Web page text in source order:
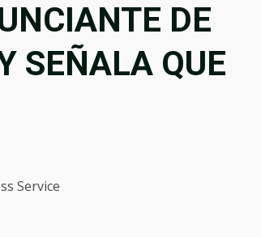
DE
SEÑALA QUE
Service